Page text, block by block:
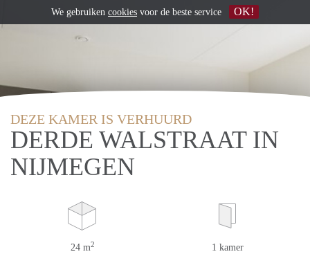
DEZE KAMER IS VERHUURD
DERDE WALSTRAAT IN
NIJMEGEN
24 m2 1 kamer
We gebruiken cookies voor de beste service OK!